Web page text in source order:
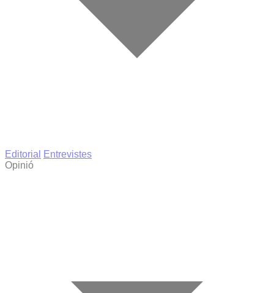
Editorial
Entrevistes
Opinió